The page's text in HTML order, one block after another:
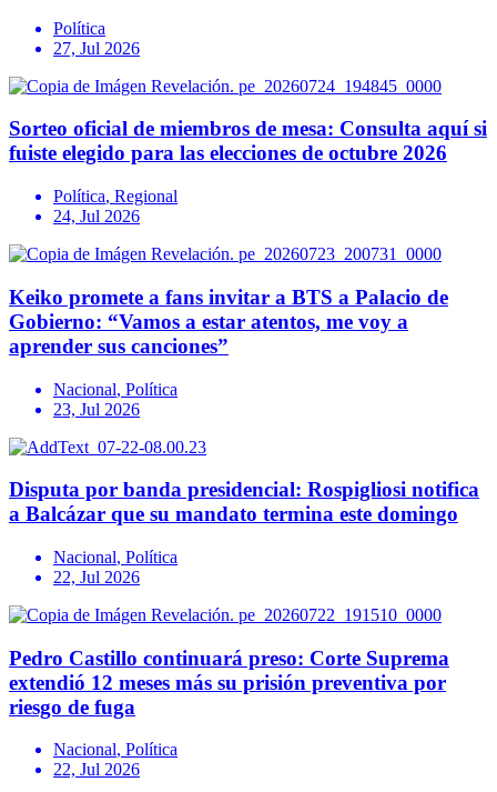
Política
27, Jul 2026
Sorteo oficial de miembros de mesa: Consulta aquí si
fuiste elegido para las elecciones de octubre 2026
Política, Regional
24, Jul 2026
Keiko promete a fans invitar a BTS a Palacio de
Gobierno: “Vamos a estar atentos, me voy a
aprender sus canciones”
Nacional, Política
23, Jul 2026
Disputa por banda presidencial: Rospigliosi notifica
a Balcázar que su mandato termina este domingo
Nacional, Política
22, Jul 2026
Pedro Castillo continuará preso: Corte Suprema
extendió 12 meses más su prisión preventiva por
riesgo de fuga
Nacional, Política
22, Jul 2026